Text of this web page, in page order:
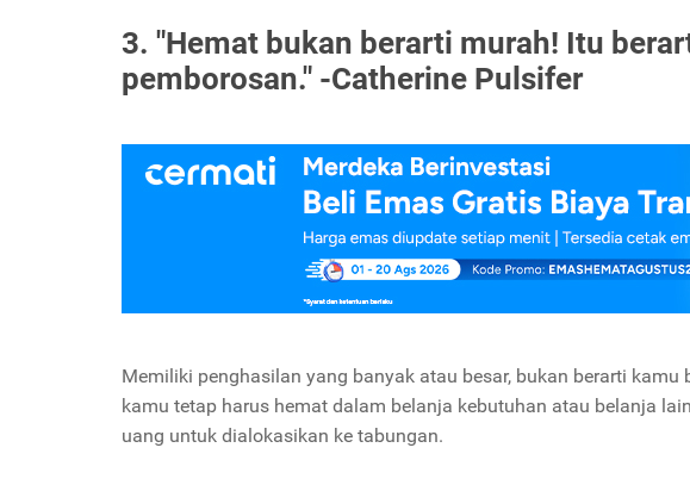
3. "Hemat bukan berarti murah! Itu
pemborosan." -Catherine Pulsifer
Memiliki penghasilan yang banyak atau besar, bukan berarti
kamu tetap harus hemat dalam belanja kebutuhan atau belanja
uang untuk dialokasikan ke tabungan.